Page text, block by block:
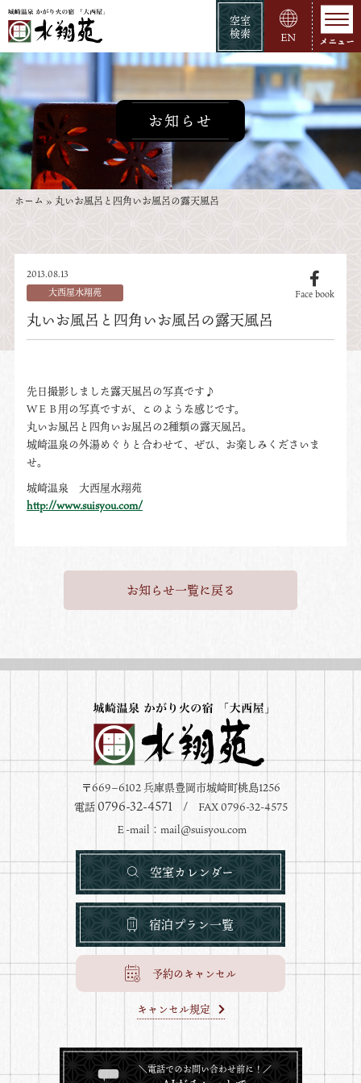
空室
検索
EN
お知らせ
ホーム » 丸いお風呂と四角いお風呂の露天風呂
2013.08.13
大西屋水翔苑
Face book
丸いお風呂と四角いお風呂の露天風呂
先日撮影しました露天風呂の写真です♪
ＷＥＢ用の写真ですが、このような感じです。
丸いお風呂と四角いお風呂の2種類の露天風呂。
城崎温泉の外湯めぐりと合わせて、ぜひ、お楽しみくださいま
せ。
城崎温泉 大西屋水翔苑
http://www.suisyou.com/
お知らせ一覧に戻る
〒669−6102 兵庫県豊岡市城崎町桃島1256
電話 0796-32-4571/ FAX 0796-32-4575
Ｅ-mail： mail@suisyou.com
空室カレンダー
宿泊プラン一覧
予約のキャンセル
キャンセル規定
＼電話でのお問い合わせ前に！／